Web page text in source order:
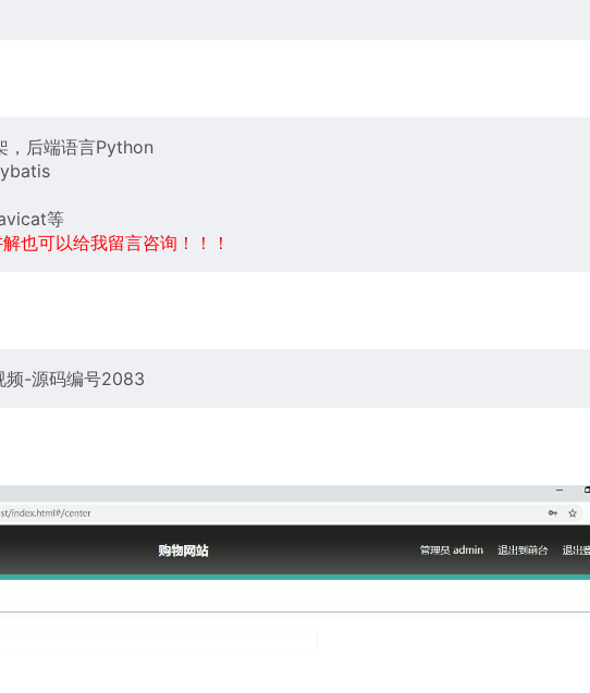
，后端语言Python
等
也可以给我留言咨询！！！
频-源码编号2083